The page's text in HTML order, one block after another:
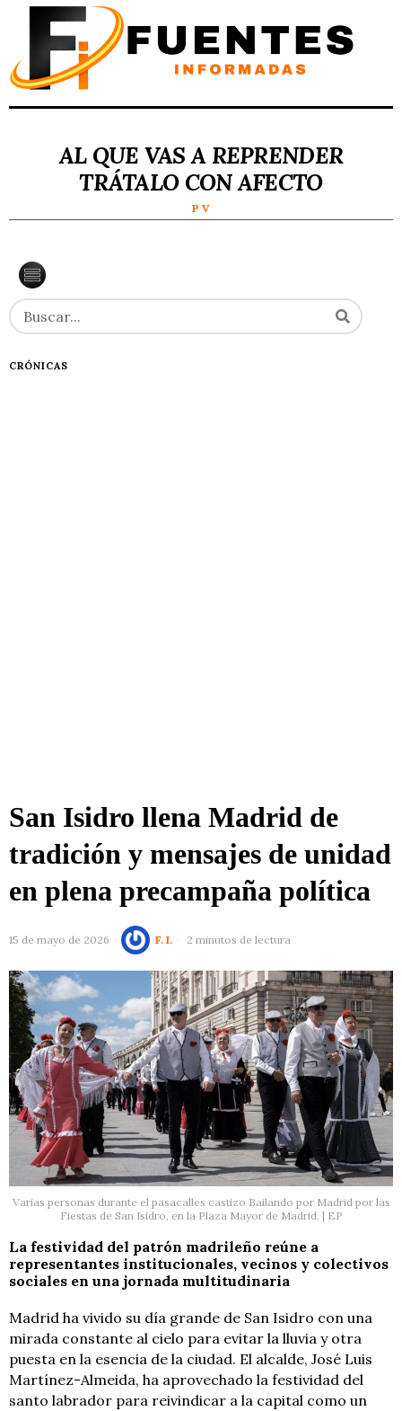
AL QUE VAS A REPRENDER
TRÁTALO CON AFECTO
P V
CRÓNICAS
San Isidro llena Madrid de
tradición y mensajes de unidad
en plena precampaña política
15 de mayo de 2026 F. I. 2 minutos de lectura
Varias personas durante el pasacalles castizo Bailando por Madrid por las
Fiestas de San Isidro, en la Plaza Mayor de Madrid. | EP
La festividad del patrón madrileño reúne a
representantes institucionales, vecinos y colectivos
sociales en una jornada multitudinaria
Madrid ha vivido su día grande de San Isidro con una
mirada constante al cielo para evitar la lluvia y otra
puesta en la esencia de la ciudad. El alcalde, José Luis
Martínez-Almeida, ha aprovechado la festividad del
santo labrador para reivindicar a la capital como un